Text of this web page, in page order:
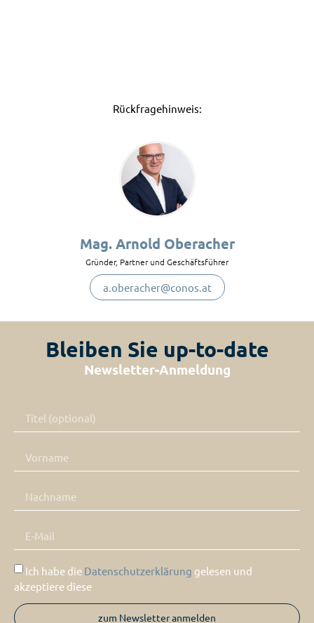
Rückfragehinweis:
Mag. Arnold Oberacher
Gründer, Partner und Geschäftsführer
a.oberacher@conos.at
Bleiben Sie up-to-date
Newsletter-Anmeldung
Ich habe die Datenschutzerklärung gelesen und
akzeptiere diese
zum Newsletter anmelden